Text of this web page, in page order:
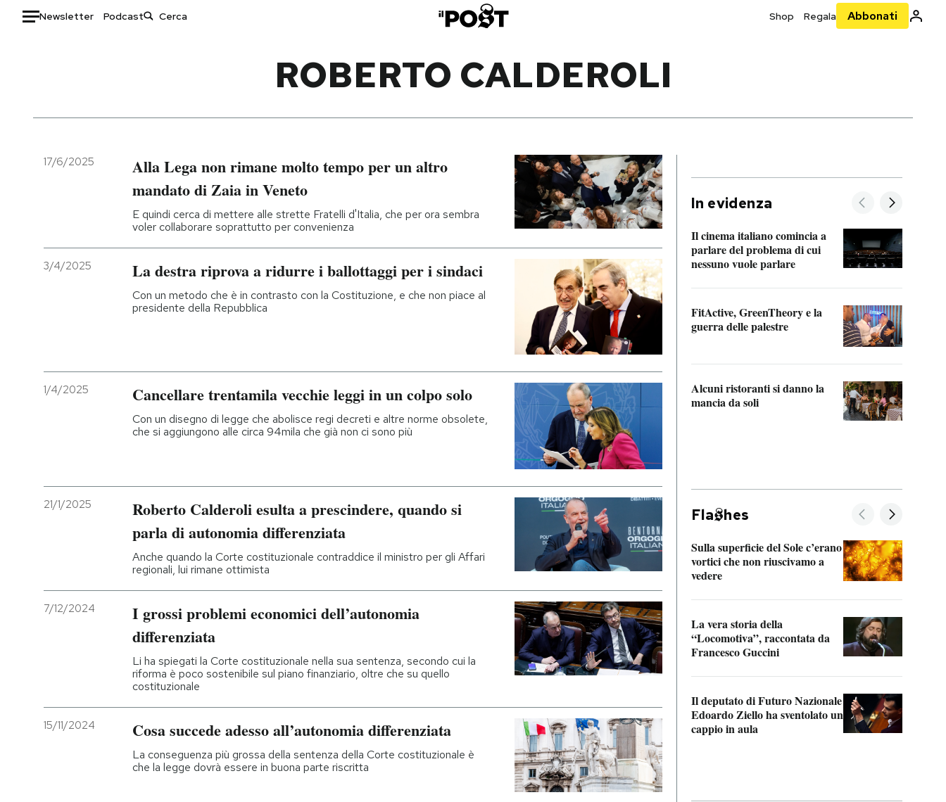
Newsletter Podcast Shop Regala Abbonati
Italia
Politica
Economia
Moda
Storie/Idee
Ok Boomer!
Media
Mondiali calcio 2026
NEWSLETTER
I MIEI PREFERITI
AREA PERSONALE
Entra
ROBERTO CALDEROLI
17/6/2025
Alla Lega non rimane molto tempo per un altro
mandato di Zaia in Veneto
E quindi cerca di mettere alle strette Fratelli d'Italia, che per ora sembra
voler collaborare soprattutto per convenienza
3/4/2025 La destra riprova a ridurre i ballottaggi per i sindaci
Con un metodo che è in contrasto con la Costituzione, e che non piace al
presidente della Repubblica
1/4/2025 Cancellare trentamila vecchie leggi in un colpo solo
Con un disegno di legge che abolisce regi decreti e altre norme obsolete,
che si aggiungono alle circa 94mila che già non ci sono più
21/1/2025
Roberto Calderoli esulta a prescindere, quando si
parla di autonomia differenziata
Anche quando la Corte costituzionale contraddice il ministro per gli Affari
regionali, lui rimane ottimista
7/12/2024
I grossi problemi economici dell’autonomia
differenziata
Li ha spiegati la Corte costituzionale nella sua sentenza, secondo cui la
riforma è poco sostenibile sul piano finanziario, oltre che su quello
costituzionale
15/11/2024 Cosa succede adesso all’autonomia differenziata
La conseguenza più grossa della sentenza della Corte costituzionale è
che la legge dovrà essere in buona parte riscritta
In evidenza
Il cinema italiano comincia a
parlare del problema di cui
nessuno vuole parlare
FitActive, GreenTheory e la
guerra delle palestre
Alcuni ristoranti si danno la
mancia da soli
Fla hes
Sulla superficie del Sole c’erano
vortici che non riuscivamo a
vedere
La vera storia della
“Locomotiva”, raccontata da
Francesco Guccini
Il deputato di Futuro Nazionale
Edoardo Ziello ha sventolato un
cappio in aula